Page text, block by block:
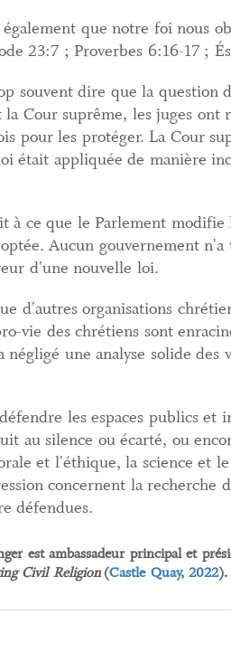
également que notre foi nous
23:7 ; Proverbes 6:16-17 ;
souvent dire que la question
la Cour suprême, les juges
pour les protéger. La Cour
était appliquée de manière
à ce que le Parlement
Aucun gouvernement
d'une nouvelle loi.
d'autres organisations
vie des chrétiens sont
négligé une analyse solide
les espaces publics
au silence ou écarté, ou
et l'éthique, la science et
concernent la recherche
défendues.
est ambassadeur principal et
Civil Religion(Castle Quay, 2022).